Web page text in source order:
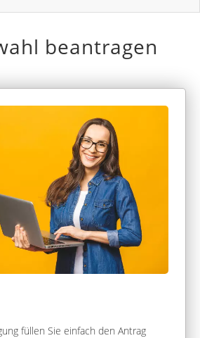
beantragen
füllen Sie einfach den Antrag